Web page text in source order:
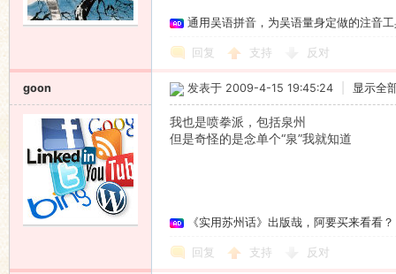
通用吴语拼音，为吴语量身定做的注音
回复 支持 反对
goon 发表于 2009-4-15 19:45:24 显示全
我也是喷拳派，包括泉州
但是奇怪的是念单个“泉”我就知道
《实用苏州话》出版哉，阿要买来看看？
回复 支持 反对